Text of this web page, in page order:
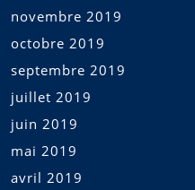
novembre 2019
octobre 2019
septembre 2019
juillet 2019
juin 2019
mai 2019
avril 2019